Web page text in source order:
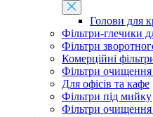
Голови для
Фільтри-глечики
Фільтри
Комерційні
Фільтри
Для офісів та кафе
Фільтри під мийку
Фільтри